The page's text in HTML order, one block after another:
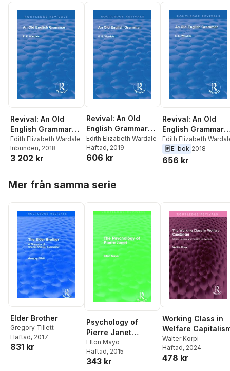
Revival: An Old
English Grammar
(1922)
Edith Elizabeth Wardale
Inbunden, 2018
3 202 kr
Revival: An Old
English Grammar
(1922)
Edith Elizabeth Wardale
Häftad, 2019
606 kr
Revival: An Old
English Grammar
(1922)
Edith Elizabeth
E-bok 2018
656 kr
Mer från samma serie
Elder Brother
Gregory Tillett
Häftad, 2017
831 kr
Psychology of
Pierre Janet
(Routledge
Revivals)
Elton Mayo
Häftad, 2015
343 kr
Working Class in
Welfare
Walter Korpi
Häftad, 2024
478 kr